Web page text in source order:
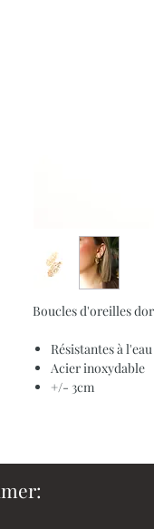
Boucles d'oreilles
Résistantes à l'eau
Acier inoxydable
+/- 3cm